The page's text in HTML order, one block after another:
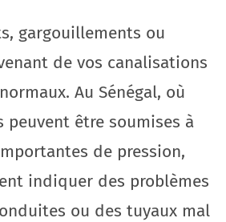
gargouillements ou
de vos canalisations
Au Sénégal, où
être soumises à
de pression,
indiquer des problèmes
ou des tuyaux mal